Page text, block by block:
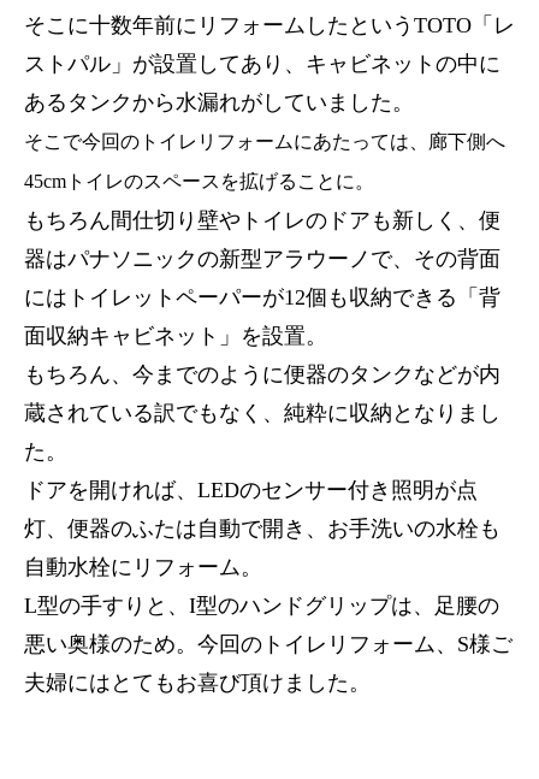
そこに十数年前にリフォームしたというTOTO「レ
ストパル」が設置してあり、キャビネットの中に
あるタンクから水漏れがしていました。
そこで今回のトイレリフォームにあたっては、廊下側へ
45cmトイレのスペースを拡げることに。
もちろん間仕切り壁やトイレのドアも新しく、便
器はパナソニックの新型アラウーノで、その背面
にはトイレットペーパーが12個も収納できる「背
面収納キャビネット」を設置。
もちろん、今までのように便器のタンクなどが内
蔵されている訳でもなく、純粋に収納となりまし
た。
ドアを開ければ、LEDのセンサー付き照明が点
灯、便器のふたは自動で開き、お手洗いの水栓も
自動水栓にリフォーム。
L型の手すりと、I型のハンドグリップは、足腰の
悪い奥様のため。今回のトイレリフォーム、S様ご
夫婦にはとてもお喜び頂けました。